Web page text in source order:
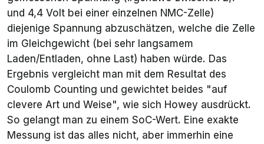
und 4,4 Volt bei einer einzelnen NMC-Zelle)
diejenige Spannung abzuschätzen, welche die Zelle
im Gleichgewicht (bei sehr langsamem
Laden/Entladen, ohne Last) haben würde. Das
Ergebnis vergleicht man mit dem Resultat des
Coulomb Counting und gewichtet beides "auf
clevere Art und Weise", wie sich Howey ausdrückt.
So gelangt man zu einem SoC-Wert. Eine exakte
Messung ist das alles nicht, aber immerhin eine